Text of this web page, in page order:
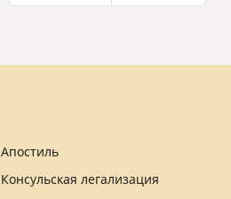
Апостиль
Консульская легализация